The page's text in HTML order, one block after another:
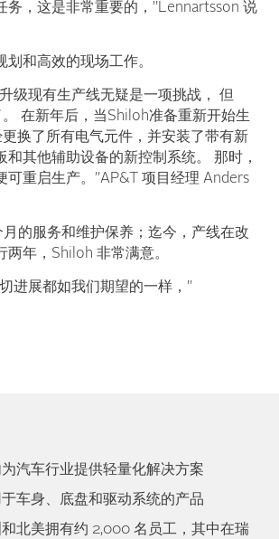
务，这是非常重要的，”Lennartsson 说
划和高效的现场工作。
级现有生产线无疑是一项挑战， 但
在新年后，当Shiloh准备重新开始生
换了所有电气元件，并安装了带有新
和其他辅助设备的新控制系统。 那时，
可重启生产。”AP&T 项目经理 Anders
的服务和维护保养；迄今，产线在改
两年，Shiloh 非常满意。
进展都如我们期望的一样，”
汽车行业提供轻量化解决方案
车身、底盘和驱动系统的产品
北美拥有约 2,000 名员工，其中在瑞